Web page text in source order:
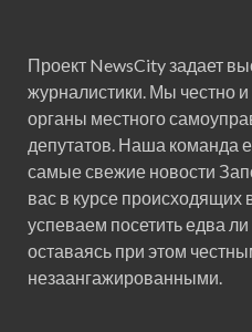
Проект NewsCity задает
журналистики. Мы честно
органы местного
депутатов. Наша команда
самые свежие новости
вас в курсе происходящих
успеваем посетить едва
оставаясь при этом
незаангажированными.